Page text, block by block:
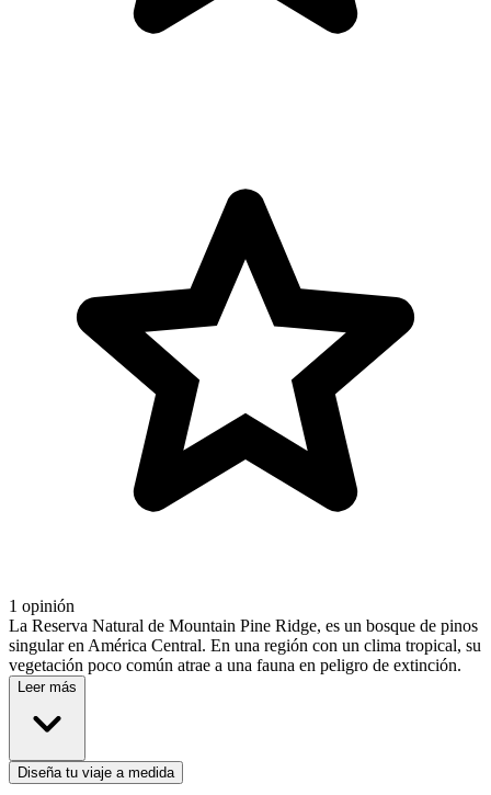
1 opinión
La Reserva Natural de Mountain Pine Ridge, es un bosque de pinos
singular en América Central. En una región con un clima tropical, su
vegetación poco común atrae a una fauna en peligro de extinción.
Leer más
Diseña tu viaje a medida